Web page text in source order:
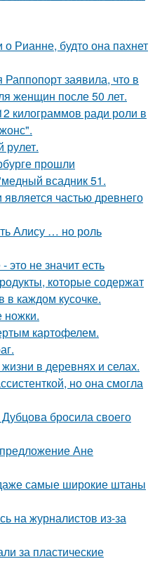
Рианне, будто она пахнет
заявила, что в
женщин после 50 лет.
килограммов ради роли в
рулет.
прошли
всадник 51.
частью древнего
Алису … но роль
это не значит есть
которые содержат
в каждом кусочке.
картофелем.
в деревнях и селах.
но она смогла
бросила своего
Ане
самые широкие штаны
на журналистов из-за
за пластические